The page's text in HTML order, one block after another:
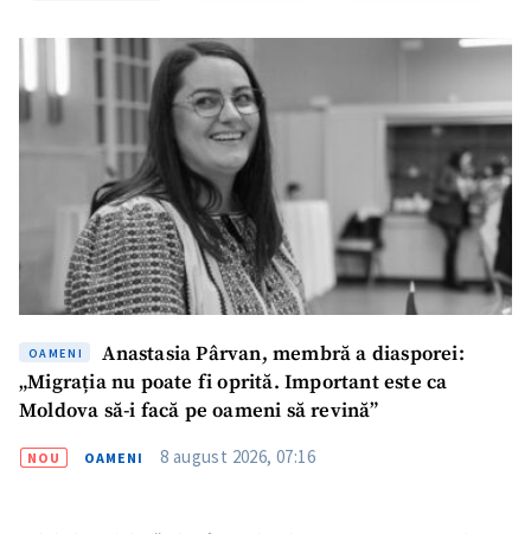
OAMENI
Anastasia Pârvan, membră a diasporei:
„Migrația nu poate fi oprită. Important este ca
Moldova să-i facă pe oameni să revină”
NOU OAMENI 8 august 2026, 07:16